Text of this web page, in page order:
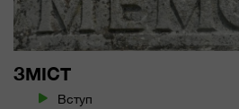
ЗМІСТ
Вступ